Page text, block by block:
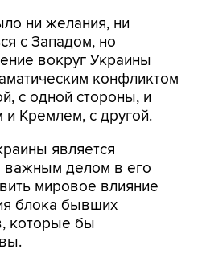
ни желания, ни
с Западом, но
вокруг Украины
конфликтом
с одной стороны, и
Кремлем, с другой.
является
делом в его
мировое влияние
блока бывших
которые бы